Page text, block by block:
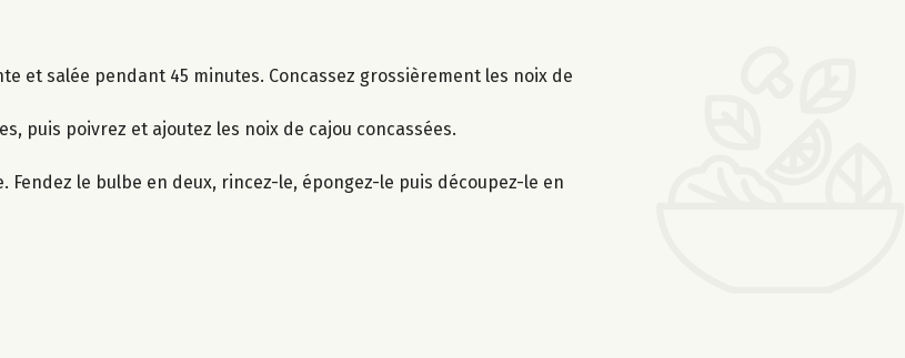
et salée pendant 45 minutes. Concassez grossièrement les noix de
puis poivrez et ajoutez les noix de cajou concassées.
Fendez le bulbe en deux, rincez-le, épongez-le puis découpez-le en